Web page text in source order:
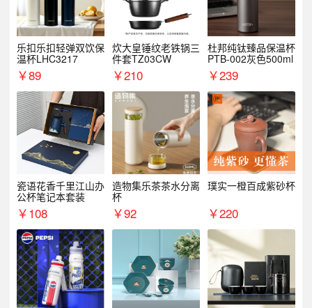
乐扣乐扣轻弹双饮保
温杯LHC3217
￥89
炊大皇锤纹老铁锅三
件套TZ03CW
￥210
杜邦纯钛臻品保温杯
PTB-002灰色500ml
￥239
瓷语花香千里江山办
公杯笔记本套装
￥108
造物集乐茶茶水分离
杯
￥92
璞实一橙百成紫砂杯
￥220